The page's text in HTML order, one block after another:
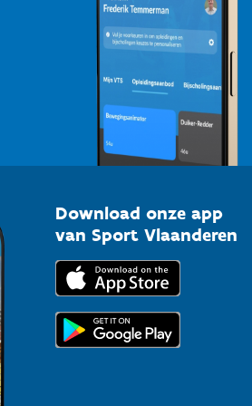
Download onze app
van Sport Vlaanderen